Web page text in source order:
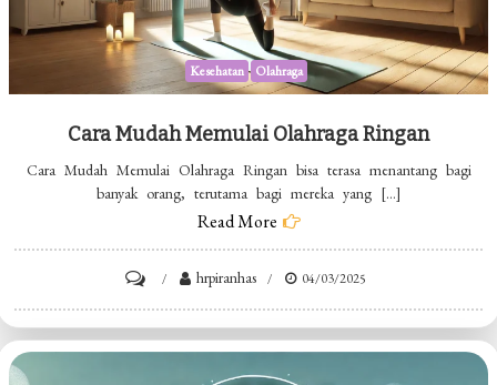
Kesehatan Olahraga
Cara Mudah Memulai Olahraga Ringan
Cara Mudah Memulai Olahraga Ringan bisa terasa menantang bagi
banyak orang, terutama bagi mereka yang […]
Read More
Cara
Mudah
hrpiranhas 04/03/2025